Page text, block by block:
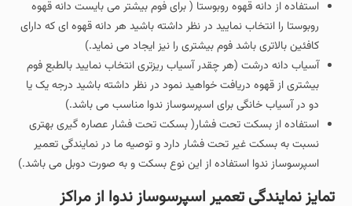
استفاده از دانه قهوه روبوستا ( برای فوم بیشتر می بایست دانه قهوه
روبوستا را انتخاب نمایید در نظر داشته باشید هر دانه قهوه ای که دارای
کافئین بالاتری باشد فوم بیشتری را نیز ایجاد می نماید.)
آسیاب دانه درشت (هر چقدر آسیاب ریزتری انتخاب نمایید بالطبع فوم
بیشتری از قهوه دریافت خواهید نمود در نظر داشته باشید درجه یک یا
دو در آسیاب خانگی برای اسپرسوساز ندوا مناسب می باشد.)
استفاده از بسکت تحت فشار( بسکت تحت فشار عصاره گیری بهتری
نسبت به بسکت غیر تحت فشار دارد و توصیه ما در نمایندگی تعمیر
اسپرسوساز ندوا استفاده از این نوع بسکت و به صورت دوبل می باشد.)
تمایز نمایندگی تعمیر اسپرسوساز ندوا از مراکز